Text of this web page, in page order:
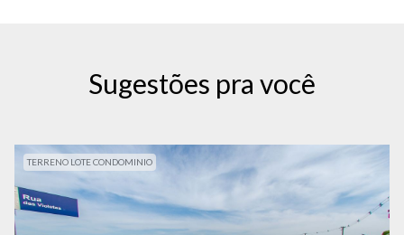
Sugestões pra você
TERRENO LOTE CONDOMINIO